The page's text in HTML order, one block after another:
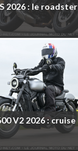
2026:le roadster
V2 2026: cruise